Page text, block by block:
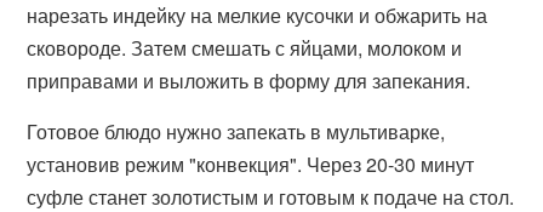
нарезать индейку на мелкие кусочки и обжарить на
сковороде. Затем смешать с яйцами, молоком и
приправами и выложить в форму для запекания.
Готовое блюдо нужно запекать в мультиварке,
установив режим "конвекция". Через 20-30 минут
суфле станет золотистым и готовым к подаче на стол.